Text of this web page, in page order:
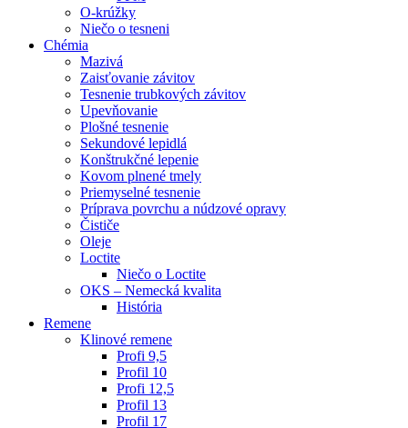
O-krúžky
Niečo o tesneni
Chémia
Mazivá
Zaisťovanie závitov
Tesnenie trubkových závitov
Upevňovanie
Plošné tesnenie
Sekundové lepidlá
Konštrukčné lepenie
Kovom plnené tmely
Priemyselné tesnenie
Príprava povrchu a núdzové opravy
Čističe
Oleje
Loctite
Niečo o Loctite
OKS – Nemecká kvalita
História
Remene
Klinové remene
Profi 9,5
Profil 10
Profi 12,5
Profil 13
Profil 17